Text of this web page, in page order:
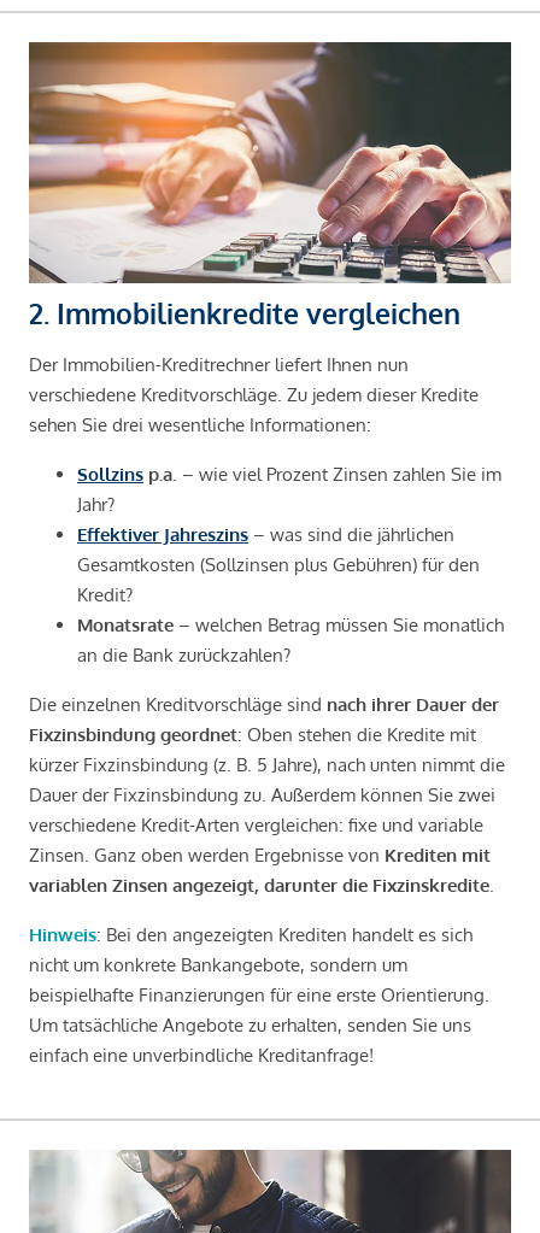
2. Immobilienkredite vergleichen
Der Immobilien-Kreditrechner liefert Ihnen nun
verschiedene Kreditvorschläge. Zu jedem dieser Kredite
sehen Sie drei wesentliche Informationen:
Sollzins p.a . – wie viel Prozent Zinsen zahlen Sie im
Jahr?
Effektiver Jahreszins – was sind die jährlichen
Gesamtkosten (Sollzinsen plus Gebühren) für den
Kredit?
Monatsrate – welchen Betrag müssen Sie monatlich
an die Bank zurückzahlen?
Die einzelnen Kreditvorschläge sind nach ihrer Dauer der
Fixzinsbindung geordnet: Oben stehen die Kredite mit
kürzer Fixzinsbindung (z. B. 5 Jahre), nach unten nimmt die
Dauer der Fixzinsbindung zu. Außerdem können Sie zwei
verschiedene Kredit-Arten vergleichen: fixe und variable
Zinsen. Ganz oben werden Ergebnisse von Krediten mit
variablen Zinsen angezeigt, darunter die Fixzinskredite
Hinweis: Bei den angezeigten Krediten handelt es sich
nicht um konkrete Bankangebote, sondern um
beispielhafte Finanzierungen für eine erste Orientierung.
Um tatsächliche Angebote zu erhalten, senden Sie uns
einfach eine unverbindliche Kreditanfrage!